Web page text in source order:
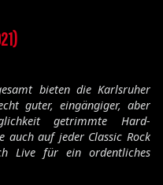
bieten die Karlsruher
guter, eingängiger, aber
getrimmte Hard-
auch auf jeder Classic Rock
Live für ein ordentliches